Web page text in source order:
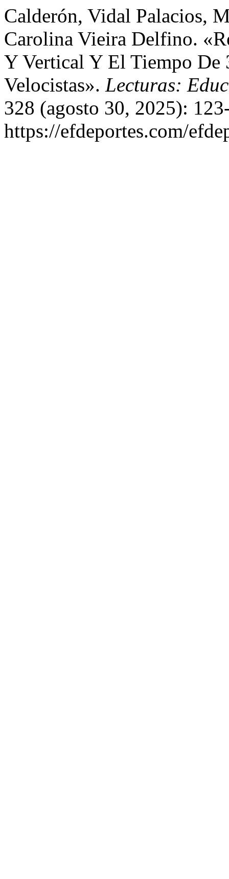
Calderón, Vidal Palacios,
Carolina Vieira Delfino.
Y Vertical Y El Tiempo De
Velocistas». Lecturas:
328 (agosto 30, 2025):
https://efdeportes.com/